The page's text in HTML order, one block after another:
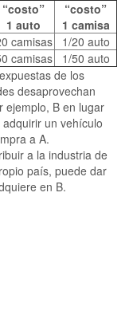
“costo”
1 auto
“costo”
1 camisa
camisas
1/20 auto
camisas
1/50 auto
de los
desaprovechan
ejemplo, B en lugar
un vehículo
a A.
a la industria de
país, puede dar
en B.